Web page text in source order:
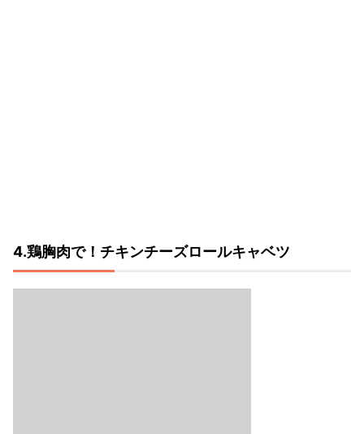
4.鶏胸肉で！チキンチーズロールキャベツ